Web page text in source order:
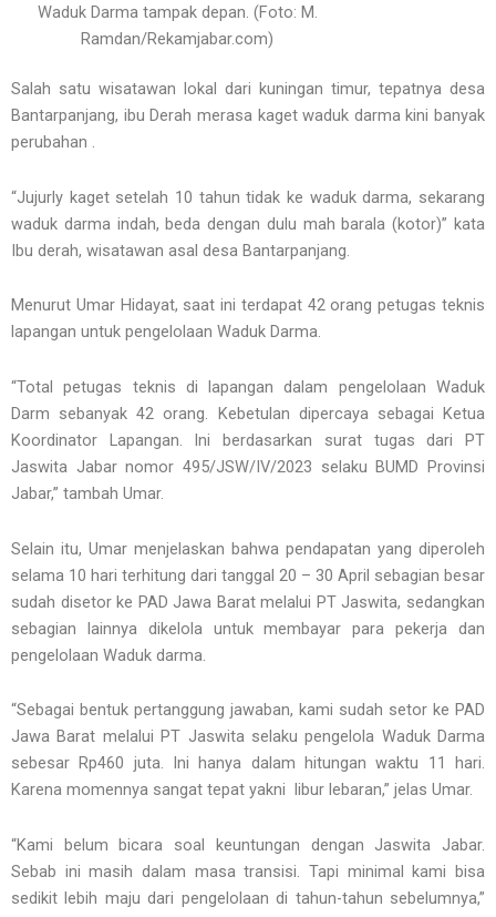
Waduk Darma tampak depan. (Foto: M.
Ramdan/Rekamjabar.com)
Salah satu wisatawan lokal dari kuningan timur, tepatnya desa
Bantarpanjang, ibu Derah merasa kaget waduk darma kini banyak
perubahan .
“Jujurly kaget setelah 10 tahun tidak ke waduk darma, sekarang
waduk darma indah, beda dengan dulu mah barala (kotor)” kata
Ibu derah, wisatawan asal desa Bantarpanjang.
Menurut Umar Hidayat, saat ini terdapat 42 orang petugas teknis
lapangan untuk pengelolaan Waduk Darma.
“Total petugas teknis di lapangan dalam pengelolaan Waduk
Darm sebanyak 42 orang. Kebetulan dipercaya sebagai Ketua
Koordinator Lapangan. Ini berdasarkan surat tugas dari PT
Jaswita Jabar nomor 495/JSW/IV/2023 selaku BUMD Provinsi
Jabar,” tambah Umar.
Selain itu, Umar menjelaskan bahwa pendapatan yang diperoleh
selama 10 hari terhitung dari tanggal 20 – 30 April sebagian besar
sudah disetor ke PAD Jawa Barat melalui PT Jaswita, sedangkan
sebagian lainnya dikelola untuk membayar para pekerja dan
pengelolaan Waduk darma.
“Sebagai bentuk pertanggung jawaban, kami sudah setor ke PAD
Jawa Barat melalui PT Jaswita selaku pengelola Waduk Darma
sebesar Rp460 juta. Ini hanya dalam hitungan waktu 11 hari.
Karena momennya sangat tepat yakni libur lebaran,” jelas Umar.
“Kami belum bicara soal keuntungan dengan Jaswita Jabar.
Sebab ini masih dalam masa transisi. Tapi minimal kami bisa
sedikit lebih maju dari pengelolaan di tahun-tahun sebelumnya,”